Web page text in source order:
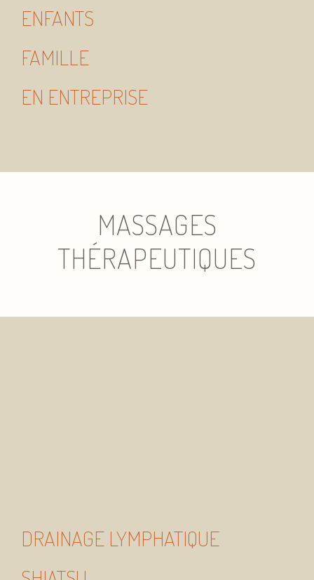
ENFANTS
FAMILLE
EN ENTREPRISE
MASSAGES
THÉRAPEUTIQUES
DRAINAGE LYMPHATIQUE